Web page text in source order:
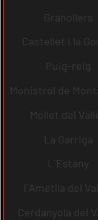
Granollers
Castellet i la
Puig-reig
Monistrol de
Mollet del
La Garriga
L´Estany
l´Ametlla del
Cerdanyola del